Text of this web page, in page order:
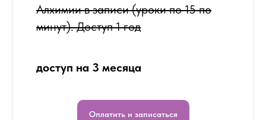
Алхимии в записи (уроки по 15 по
минут). Доступ 1 год
доступ на 3 месяца
Оплатить и записаться